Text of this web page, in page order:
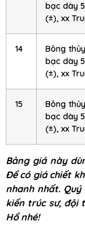
bạc dày
(±), xx
14
Bông
bạc dày
(±), xx
15
Bông
bạc dày
(±), xx
Bảng giá này
Để có giá chiết
nhanh nhất.
kiến trúc sư, đội
Hổ nhé!